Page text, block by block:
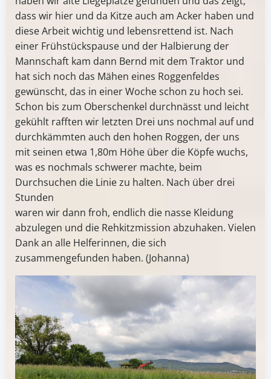
dass wir hier und da Kitze auch am Acker haben und
diese Arbeit wichtig und lebensrettend ist. Nach
einer Frühstückspause und der Halbierung der
Mannschaft kam dann Bernd mit dem Traktor und
hat sich noch das Mähen eines Roggenfeldes
gewünscht, das in einer Woche schon zu hoch sei.
Schon bis zum Oberschenkel durchnässt und leicht
gekühlt rafften wir letzten Drei uns nochmal auf und
durchkämmten auch den hohen Roggen, der uns
mit seinen etwa 1,80m Höhe über die Köpfe wuchs,
was es nochmals schwerer machte, beim
Durchsuchen die Linie zu halten. Nach über drei
Stunden
waren wir dann froh, endlich die nasse Kleidung
abzulegen und die Rehkitzmission abzuhaken. Vielen
Dank an alle Helferinnen, die sich
zusammengefunden haben. (Johanna)